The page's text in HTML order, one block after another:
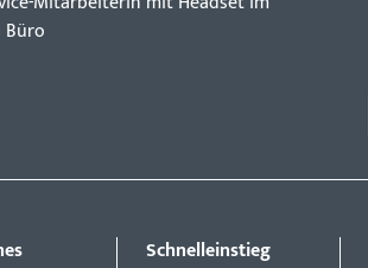
Schnelleinstieg